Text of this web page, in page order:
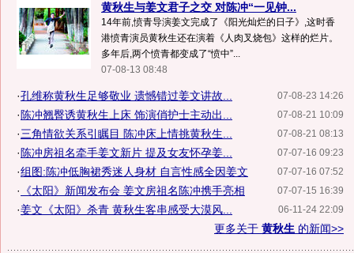
黄秋生与姜文君子之交 对陈冲“一见钟...
14年前,愤青导演姜文完成了《阳光灿烂的日子》,这时香
港愤青演员黄秋生还在演着《人肉叉烧包》这样的烂片。
多年后,两个愤青都变成了“愤中”...
07-08-13 08:48
07-08-23 14:26
·孔维称黄秋生足够敬业 遗憾错过姜文讲故...
07-08-21 10:09
· 陈冲翘臀诱黄秋生上床 饰演俏护士主动出...
07-08-21 08:13
·三角情欲关系引瞩目 陈冲床上情挑黄秋生...
07-07-16 09:23
· 陈冲房祖名牵手姜文新片 提及女友怀孕姜...
07-07-16 07:52
·组图:陈冲低胸裙秀迷人身材 自言性感全因姜文
07-07-15 16:39
· 《太阳》新闻发布会 姜文房祖名陈冲携手亮相
06-11-24 22:09
·姜文《太阳》杀青 黄秋生客串感受大漠风...
更多关于 黄秋生 的新闻>>